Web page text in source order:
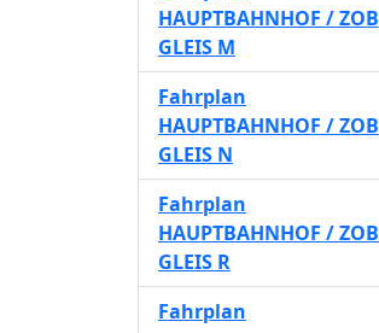
HAUPTBAHNHOF / ZOB
GLEIS M
Fahrplan
HAUPTBAHNHOF / ZOB
GLEIS N
Fahrplan
HAUPTBAHNHOF / ZOB
GLEIS R
Fahrplan